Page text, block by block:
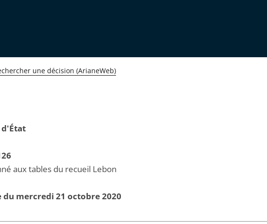
une décision (ArianeWeb)
d'État
aux tables du recueil Lebon
du mercredi 21 octobre 2020